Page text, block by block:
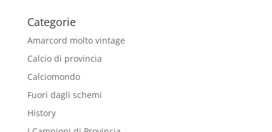
Categorie
Amarcord molto vintage
Calcio di provincia
Calciomondo
Fuori dagli schemi
History